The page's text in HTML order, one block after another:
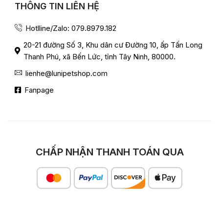
THÔNG TIN LIÊN HỆ
Hotlline/Zalo: 079.8979.182
20-21 đường Số 3, Khu dân cư Đường 10, ấp Tấn Long
Thanh Phú, xã Bến Lức, tỉnh Tây Ninh, 80000.
lienhe@lunipetshop.com
Fanpage
CHẤP NHẬN THANH TOÁN QUA